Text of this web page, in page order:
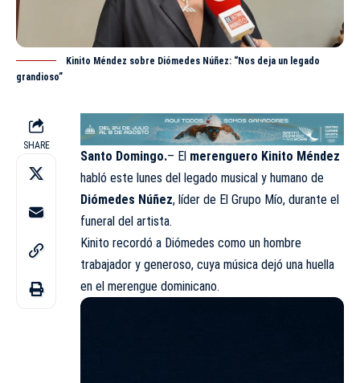
Kinito Méndez sobre Diómedes Núñez: “Nos deja un legado
grandioso”
SHARE
Santo Domingo.– El merenguero Kinito Méndez
habló este lunes del legado musical y humano de
Diómedes Núñez, líder de El Grupo Mío, durante el
funeral del artista.
Kinito recordó a Diómedes como un hombre
trabajador y generoso, cuya música dejó una huella
en el merengue dominicano.